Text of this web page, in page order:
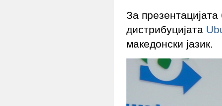
За
дистрибуцијата
македонски јазик.